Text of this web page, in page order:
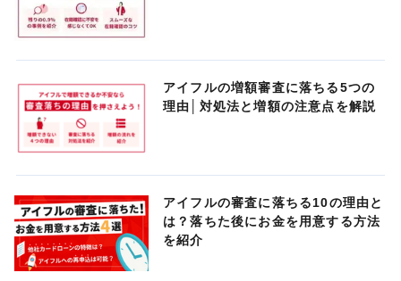
アイフルの増額審査に落ちる5つの
理由│対処法と増額の注意点を解説
アイフルの審査に落ちる10の理由と
は？落ちた後にお金を用意する方法
を紹介